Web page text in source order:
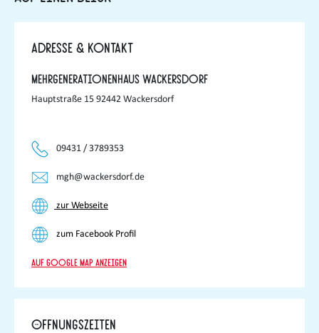
Adresse & Kontakt
Mehrgenerationenhaus Wackersdorf
Hauptstraße 15 92442 Wackersdorf
09431 / 3789353
mgh@wackersdorf.de
zur Webseite
zum Facebook Profil
Auf Google Map anzeigen
Öffnungszeiten